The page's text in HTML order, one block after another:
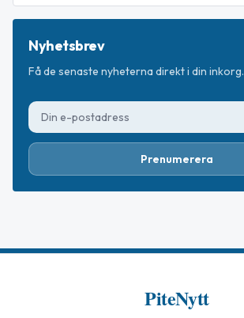
Nyhetsbrev
Få de senaste nyheterna direkt i din inkorg.
Prenumerera
PiteNytt